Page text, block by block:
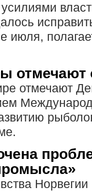
июля,
отмечают
отмечают